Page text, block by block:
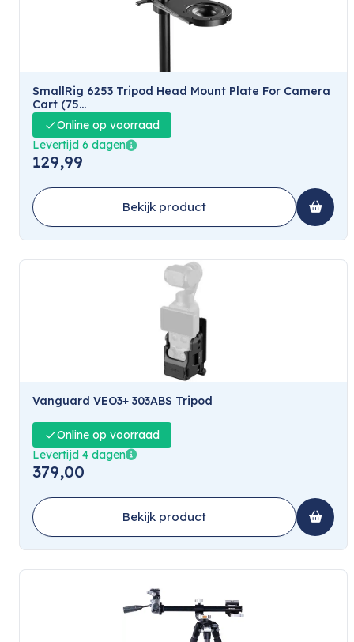
SmallRig 6253 Tripod Head Mount Plate For Camera
Cart (75...
Online op voorraad
Levertijd 6 dagen
129,99
Bekijk product
Vanguard VEO3+ 303ABS Tripod
Online op voorraad
Levertijd 4 dagen
379,00
Bekijk product